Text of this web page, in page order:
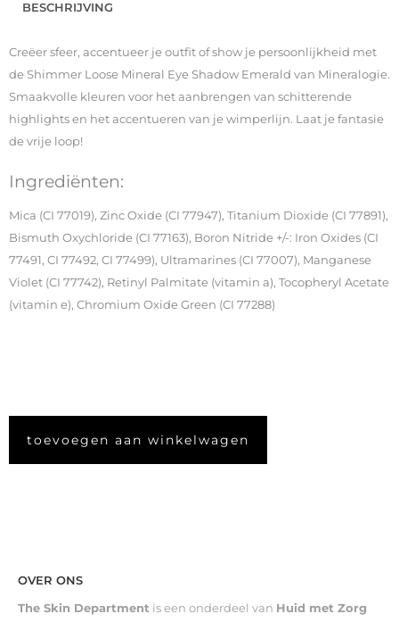
BESCHRIJVING
Creëer sfeer, accentueer je outfit of show je persoonlijkheid met
de Shimmer Loose Mineral Eye Shadow Emerald van Mineralogie.
Smaakvolle kleuren voor het aanbrengen van schitterende
highlights en het accentueren van je wimperlijn. Laat je fantasie
de vrije loop!
Ingrediënten:
Mica (CI 77019), Zinc Oxide (CI 77947), Titanium Dioxide (CI 77891),
Bismuth Oxychloride (CI 77163), Boron Nitride +/-: Iron Oxides (CI
77491, CI 77492, CI 77499), Ultramarines (CI 77007), Manganese
Violet (CI 77742), Retinyl Palmitate (vitamin a), Tocopheryl Acetate
(vitamin e), Chromium Oxide Green (CI 77288)
toevoegen aan winkelwagen
OVER ONS
The Skin Department is een onderdeel van Huid met Zorg